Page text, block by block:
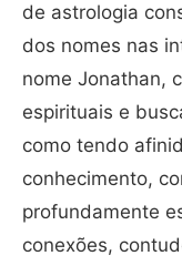
de astrologia
dos nomes nas
nome Jonathan,
espirituais e
como tendo
conhecimento,
profundamente
conexões,